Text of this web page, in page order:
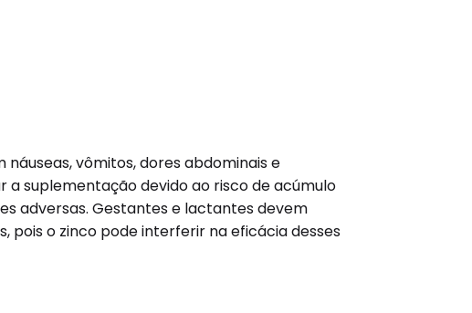
vômitos, dores abdominais e
suplementação devido ao risco de acúmulo
adversas. Gestantes e lactantes devem
pois o zinco pode interferir na eficácia desses